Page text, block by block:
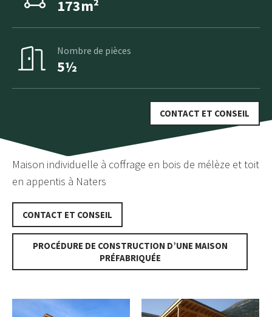
173m²
Nombre de pièces
5½
CONTACT ET CONSEIL
Maison individuelle à coffrage en bois de mélèze et toit
en appentis à Naters
CONTACT ET CONSEIL
PROCÉDURE DE CONSTRUCTION D’UNE MAISON
PRÉFABRIQUÉE